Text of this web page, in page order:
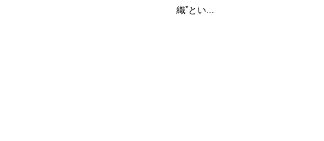
織”とい...